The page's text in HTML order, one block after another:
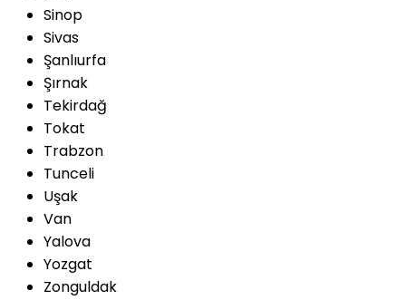
Sinop
Sivas
Şanlıurfa
Şırnak
Tekirdağ
Tokat
Trabzon
Tunceli
Uşak
Van
Yalova
Yozgat
Zonguldak